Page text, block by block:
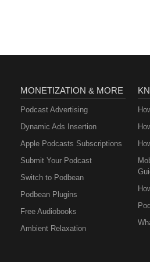
MONETIZATION & MORE
Podcast Advertising
Dynamic Ads Insertion
Apple Podcasts Subscriptions
Submit Your Podcast
Switch to Podbean
Podbean Plugins
Free Audiobooks
Ambient Relaxation